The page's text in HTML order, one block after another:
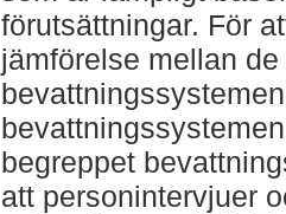
förutsättningar. För
jämförelse mellan de
begreppet
att personintervjuer